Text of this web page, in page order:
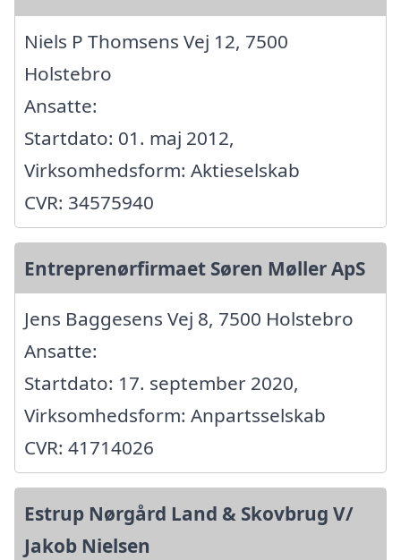
Niels P Thomsens Vej 12, 7500
Holstebro
Ansatte:
Startdato: 01. maj 2012,
Virksomhedsform: Aktieselskab
CVR: 34575940
Entreprenørfirmaet Søren Møller ApS
Jens Baggesens Vej 8, 7500 Holstebro
Ansatte:
Startdato: 17. september 2020,
Virksomhedsform: Anpartsselskab
CVR: 41714026
Estrup Nørgård Land & Skovbrug V/
Jakob Nielsen